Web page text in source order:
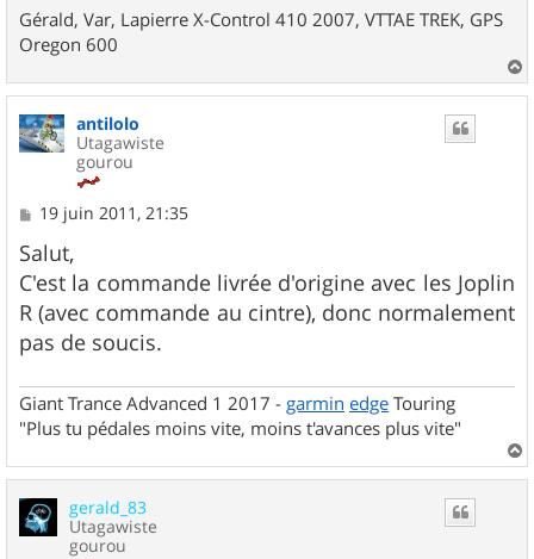
Gérald, Var, Lapierre X-Control 410 2007, VTTAE TREK, GPS
Oregon 600
a
u
antilolo
Utagawiste
gourou
M
s
s
a
g
e
19 juin 2011, 21:35
Salut,
C'est la commande livrée d'origine avec les Joplin
R (avec commande au cintre), donc normalement
pas de soucis.
Giant Trance Advanced 1 2017 - garmin edge Touring
"Plus tu pédales moins vite, moins t'avances plus vite"
a
gerald_83
Utagawiste
gourou